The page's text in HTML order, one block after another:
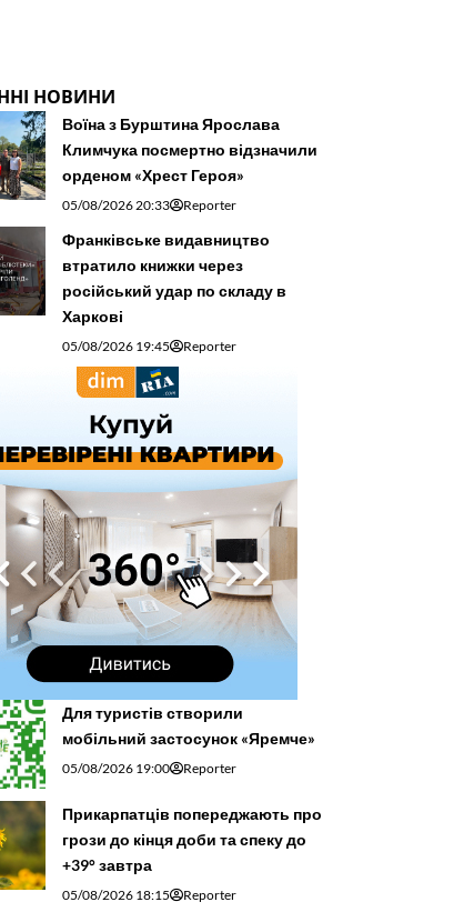
НОВИНИ
Воїна з Бурштина Ярослава
Климчука посмертно відзначили
орденом «Хрест Героя»
05/08/2026 20:33 Reporter
Франківське видавництво
втратило книжки через
російський удар по складу в
Харкові
05/08/2026 19:45 Reporter
Для туристів створили
мобільний застосунок «Яремче»
05/08/2026 19:00 Reporter
Прикарпатців попереджають про
грози до кінця доби та спеку до
+39° завтра
05/08/2026 18:15 Reporter